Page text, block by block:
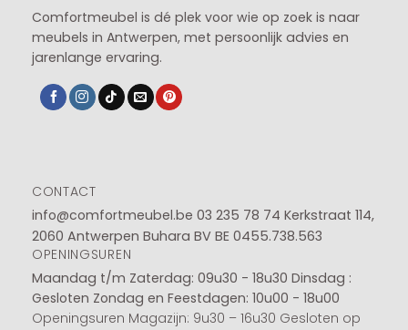
Comfortmeubel is dé plek voor wie op zoek is naar
meubels in Antwerpen, met persoonlijk advies en
jarenlange ervaring.
CONTACT
info@comfortmeubel.be 03 235 78 74 Kerkstraat 114,
2060 Antwerpen Buhara BV BE 0455.738.563
OPENINGSUREN
Maandag t/m Zaterdag: 09u30 - 18u30 Dinsdag :
Gesloten Zondag en Feestdagen: 10u00 - 18u00
Openingsuren Magazijn: 9u30 – 16u30 Gesloten op